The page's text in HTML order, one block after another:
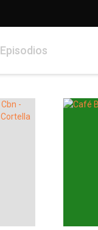
Episodios